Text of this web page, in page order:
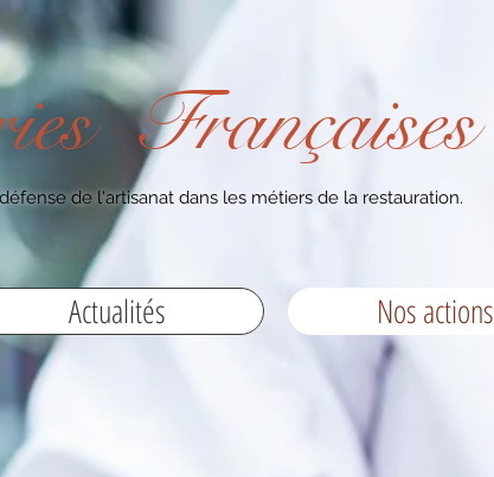
Françaises
de l'artisanat dans les métiers de la restauration.
Actualités Nos actions